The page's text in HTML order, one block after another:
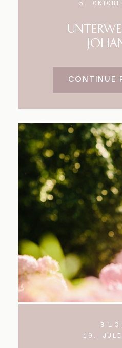
5.
CONTINUE
19. JULI